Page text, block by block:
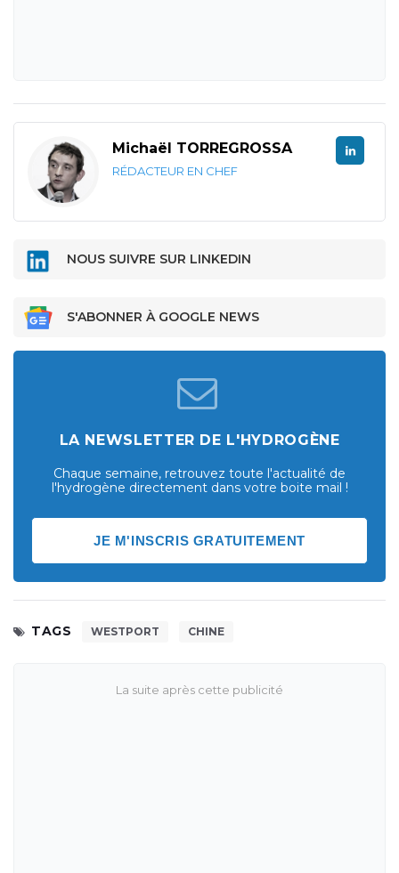
Michaël TORREGROSSA
RÉDACTEUR EN CHEF
NOUS SUIVRE SUR LINKEDIN
S'ABONNER À GOOGLE NEWS
LA NEWSLETTER DE L'HYDROGÈNE
Chaque semaine, retrouvez toute l'actualité de
l'hydrogène directement dans votre boite mail !
JE M'INSCRIS GRATUITEMENT
TAGS WESTPORT CHINE